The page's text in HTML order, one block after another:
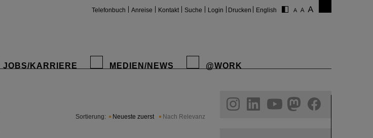
Telefonbuch Anreise Kontakt Suche Login Drucken English
JOBS/KARRIERE MEDIEN/NEWS @WORK
Sortierung: Neueste zuerst Nach Relevanz
helmholtz.social
facebook